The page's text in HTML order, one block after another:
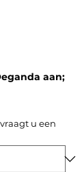
aan;
u een